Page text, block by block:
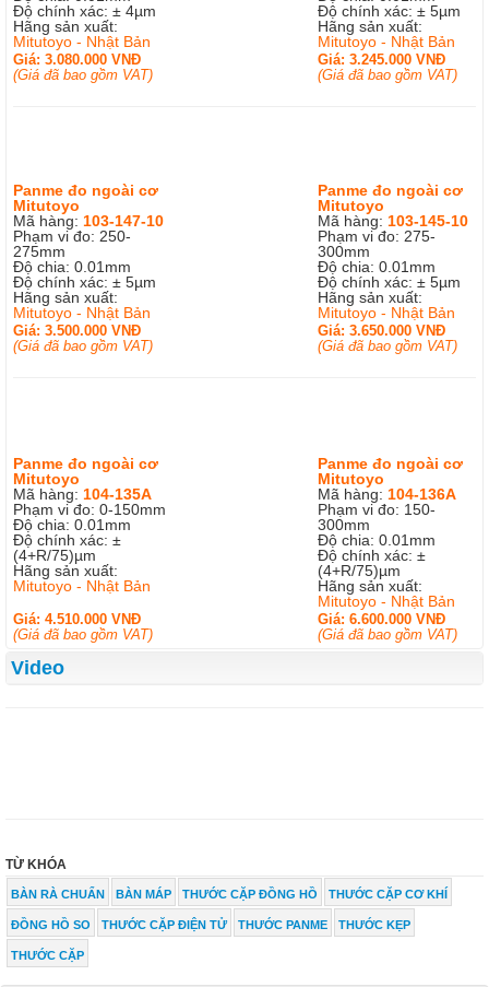
Độ chính xác: ± 4µm
Hãng sản xuất:
Mitutoyo - Nhật Bản
Độ chính xác: ± 5µm
Hãng sản xuất:
Mitutoyo - Nhật Bản
Giá: 3.080.000 VNĐ
(Giá đã bao gồm VAT)
Giá: 3.245.000 VNĐ
(Giá đã bao gồm VAT)
Panme đo ngoài cơ
Mitutoyo
Mã hàng: 103-147-10
Phạm vi đo: 250-
275mm
Độ chia: 0.01mm
Độ chính xác: ± 5µm
Hãng sản xuất:
Mitutoyo - Nhật Bản
Panme đo ngoài cơ
Mitutoyo
Mã hàng: 103-145-10
Phạm vi đo: 275-
300mm
Độ chia: 0.01mm
Độ chính xác: ± 5µm
Hãng sản xuất:
Mitutoyo - Nhật Bản
Giá: 3.500.000 VNĐ
(Giá đã bao gồm VAT)
Giá: 3.650.000 VNĐ
(Giá đã bao gồm VAT)
Panme đo ngoài cơ
Mitutoyo
Mã hàng: 104-135A
Phạm vi đo: 0-150mm
Độ chia: 0.01mm
Độ chính xác: ±
(4+R/75)µm
Hãng sản xuất:
Mitutoyo - Nhật Bản
Panme đo ngoài cơ
Mitutoyo
Mã hàng: 104-136A
Phạm vi đo: 150-
300mm
Độ chia: 0.01mm
Độ chính xác: ±
(4+R/75)µm
Hãng sản xuất:
Mitutoyo - Nhật Bản
Giá: 4.510.000 VNĐ
(Giá đã bao gồm VAT)
Giá: 6.600.000 VNĐ
(Giá đã bao gồm VAT)
Video
TỪ KHÓA
BÀN RÀ CHUẨN BÀN MÁP THƯỚC CẶP ĐỒNG HỒ THƯỚC CẶP CƠ KHÍ
ĐỒNG HỒ SO THƯỚC CẶP ĐIỆN TỬ THƯỚC PANME THƯỚC KẸP
THƯỚC CẶP